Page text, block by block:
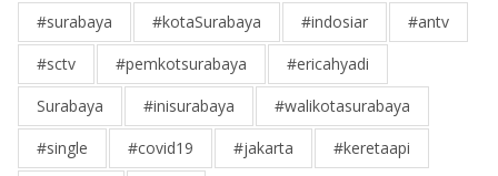
#surabaya #kotaSurabaya #indosiar
#antv
#sctv
#pemkotsurabaya
#ericahyadi
Surabaya
#inisurabaya
#walikotasurabaya
#single
#covid19 #jakarta
#keretaapi